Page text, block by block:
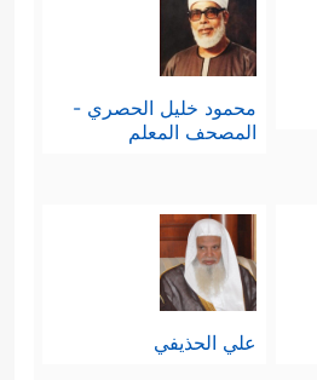
محمود خليل الحصري -
المصحف المعلم
علي الحذيفي